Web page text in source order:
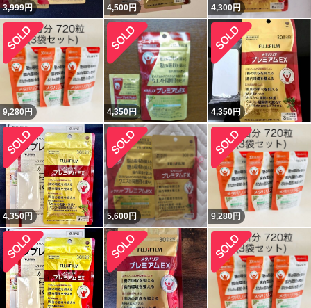
3,999円 4,500円 4,300円
9,280 円 4,350円 4,350円
4,350円 5,600円 9,280 円